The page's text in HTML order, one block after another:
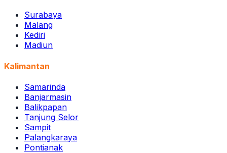
Surabaya
Malang
Kediri
Madiun
Kalimantan
Samarinda
Banjarmasin
Balikpapan
Tanjung Selor
Sampit
Palangkaraya
Pontianak